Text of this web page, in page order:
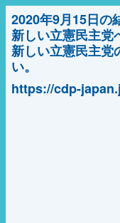
2020年9月15日の
新しい立憲民主党
新しい立憲民主党
い。
https://cdp-